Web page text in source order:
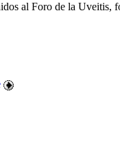
al Foro de la Uveitis,